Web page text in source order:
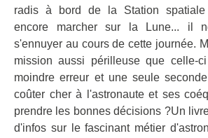
radis à bord de la Station spatiale
encore marcher sur la Lune... il
s'ennuyer au cours de cette journée.
mission aussi périlleuse que celle-
moindre erreur et une seule
coûter cher à l'astronaute et ses
prendre les bonnes décisions ?Un
d'infos sur le fascinant métier